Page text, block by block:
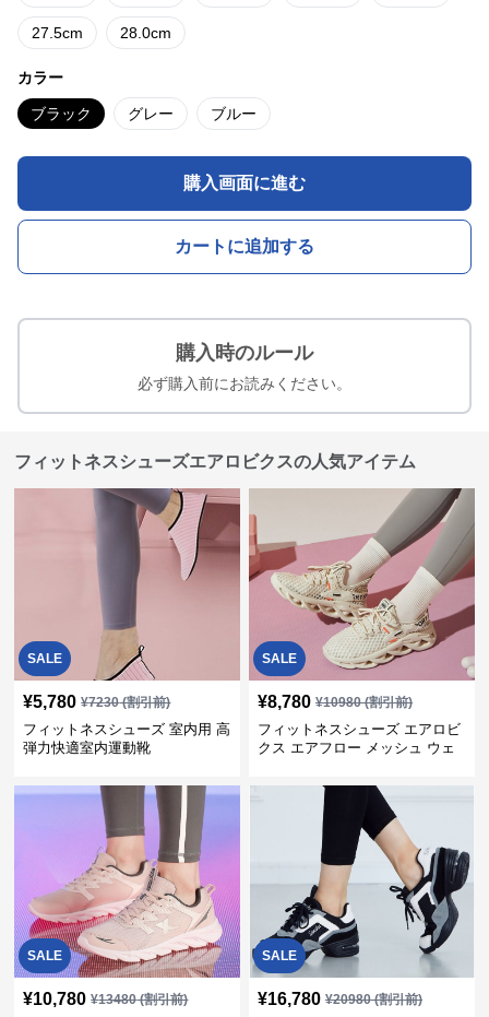
27.5cm 28.0cm
カラー
ブラック グレー ブルー
購入画面に進む
カートに追加する
購入時のルール
必ず購入前にお読みください。
フィットネスシューズエアロビクスの人気アイテム
SALE
¥5,780 ¥7230(割引前)
フィットネスシューズ 室内用 高
弾力快適室内運動靴
SALE
¥8,780 ¥10980(割引前)
フィットネスシューズ エアロビ
クス エアフロー メッシュ ウェ
SALE
¥10,780 ¥13480(割引前)
SALE
¥16,780 ¥20980(割引前)